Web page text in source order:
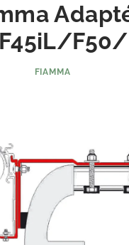
F50/
FIAMMA